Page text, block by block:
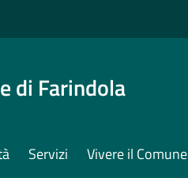
di Farindola
Servizi Vivere il Comune